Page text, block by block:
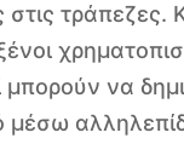
στις τράπεζες.
μπορούν να
μέσω